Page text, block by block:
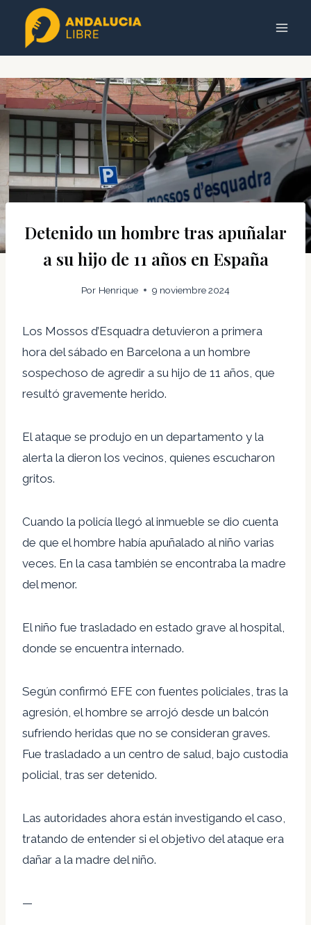
Saltar
contenido
Detenido un hombre tras apuñalar
a su hijo de 11 años en España
Por Henrique 9 noviembre 2024
Los Mossos d’Esquadra detuvieron a primera
hora del sábado en Barcelona a un hombre
sospechoso de agredir a su hijo de 11 años, que
resultó gravemente herido.
El ataque se produjo en un departamento y la
alerta la dieron los vecinos, quienes escucharon
gritos.
Cuando la policía llegó al inmueble se dio cuenta
de que el hombre había apuñalado al niño varias
veces. En la casa también se encontraba la madre
del menor.
El niño fue trasladado en estado grave al hospital,
donde se encuentra internado.
Según confirmó EFE con fuentes policiales, tras la
agresión, el hombre se arrojó desde un balcón
sufriendo heridas que no se consideran graves.
Fue trasladado a un centro de salud, bajo custodia
policial, tras ser detenido.
Las autoridades ahora están investigando el caso,
tratando de entender si el objetivo del ataque era
dañar a la madre del niño.
—